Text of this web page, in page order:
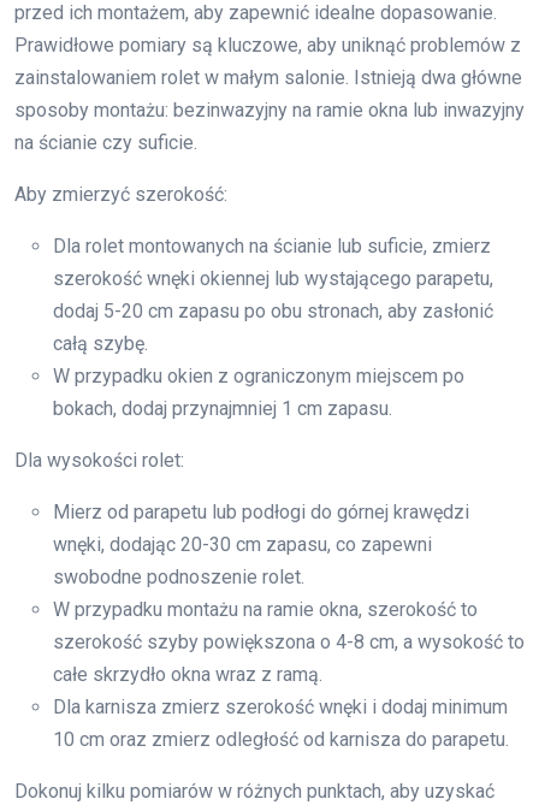
przed ich montażem, aby zapewnić idealne dopasowanie.
Prawidłowe pomiary są kluczowe, aby uniknąć problemów z
zainstalowaniem rolet w małym salonie. Istnieją dwa główne
sposoby montażu: bezinwazyjny na ramie okna lub inwazyjny
na ścianie czy suficie.
Aby zmierzyć szerokość:
Dla rolet montowanych na ścianie lub suficie, zmierz
szerokość wnęki okiennej lub wystającego parapetu,
dodaj 5-20 cm zapasu po obu stronach, aby zasłonić
całą szybę.
W przypadku okien z ograniczonym miejscem po
bokach, dodaj przynajmniej 1 cm zapasu.
Dla wysokości rolet:
Mierz od parapetu lub podłogi do górnej krawędzi
wnęki, dodając 20-30 cm zapasu, co zapewni
swobodne podnoszenie rolet.
W przypadku montażu na ramie okna, szerokość to
szerokość szyby powiększona o 4-8 cm, a wysokość to
całe skrzydło okna wraz z ramą.
Dla karnisza zmierz szerokość wnęki i dodaj minimum
10 cm oraz zmierz odległość od karnisza do parapetu.
Dokonuj kilku pomiarów w różnych punktach, aby uzyskać